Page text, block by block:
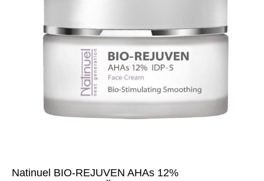
Natinuel BIO-REJUVEN AHAs 12%